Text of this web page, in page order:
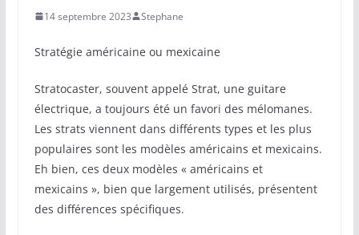
14 septembre 2023 Stephane
Stratégie américaine ou mexicaine
Stratocaster, souvent appelé Strat, une guitare
électrique, a toujours été un favori des mélomanes.
Les strats viennent dans différents types et les plus
populaires sont les modèles américains et mexicains.
Eh bien, ces deux modèles « américains et
mexicains », bien que largement utilisés, présentent
des différences spécifiques.